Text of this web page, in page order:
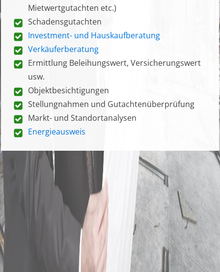
Mietwertgutachten etc.)
Schadensgutachten
Investment- und Hauskaufberatung
Verkäuferberatung
Ermittlung Beleihungswert, Versicherungswert
usw.
Objektbesichtigungen
Stellungnahmen und Gutachtenüberprüfung
Markt- und Standortanalysen
Energieausweis